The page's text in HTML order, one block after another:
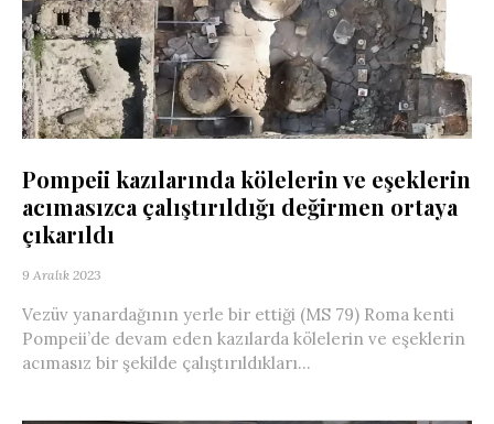
Pompeii kazılarında kölelerin ve eşeklerin
acımasızca çalıştırıldığı değirmen ortaya
çıkarıldı
9 Aralık 2023
Vezüv yanardağının yerle bir ettiği (MS 79) Roma kenti
Pompeii’de devam eden kazılarda kölelerin ve eşeklerin
acımasız bir şekilde çalıştırıldıkları...